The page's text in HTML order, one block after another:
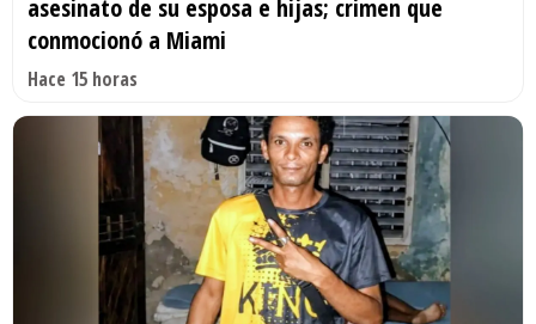
asesinato de su esposa e hijas; crimen que
conmocionó a Miami
Hace 15 horas